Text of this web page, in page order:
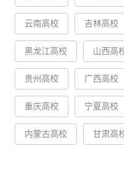
云南高校 吉林高校
黑龙江高校 山西高
贵州高校 广西高校
重庆高校 宁夏高校
内蒙古高校 甘肃高